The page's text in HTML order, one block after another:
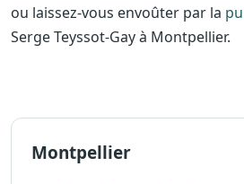
ou laissez-vous envoûter par la
Serge Teyssot-Gay à Montpellier.
Montpellier